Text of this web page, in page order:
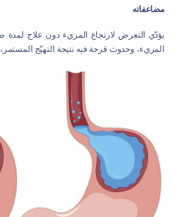
مضاعفاته
يؤدّي التعرض لارتجاع المريء دون علاج لمدة
المريء، وحدوث قرحة فيه نتيجة التهيّج